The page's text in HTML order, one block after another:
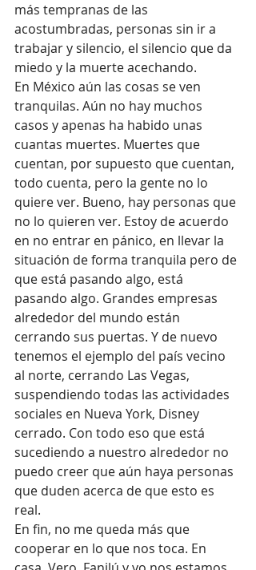
más tempranas de las
acostumbradas, personas sin ir a
trabajar y silencio, el silencio que da
miedo y la muerte acechando.
En México aún las cosas se ven
tranquilas. Aún no hay muchos
casos y apenas ha habido unas
cuantas muertes. Muertes que
cuentan, por supuesto que cuentan,
todo cuenta, pero la gente no lo
quiere ver. Bueno, hay personas que
no lo quieren ver. Estoy de acuerdo
en no entrar en pánico, en llevar la
situación de forma tranquila pero de
que está pasando algo, está
pasando algo. Grandes empresas
alrededor del mundo están
cerrando sus puertas. Y de nuevo
tenemos el ejemplo del país vecino
al norte, cerrando Las Vegas,
suspendiendo todas las actividades
sociales en Nueva York, Disney
cerrado. Con todo eso que está
sucediendo a nuestro alrededor no
puedo creer que aún haya personas
que duden acerca de que esto es
real.
En fin, no me queda más que
cooperar en lo que nos toca. En